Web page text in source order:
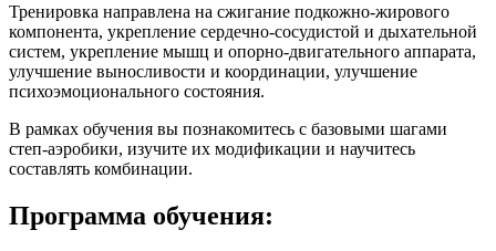
Тренировка направлена на сжигание подкожно-жирового
компонента, укрепление сердечно-сосудистой и дыхательной
систем, укрепление мышц и опорно-двигательного аппарата,
улучшение выносливости и координации, улучшение
психоэмоционального состояния.
В рамках обучения вы познакомитесь с базовыми шагами
степ-аэробики, изучите их модификации и научитесь
составлять комбинации.
Программа обучения: